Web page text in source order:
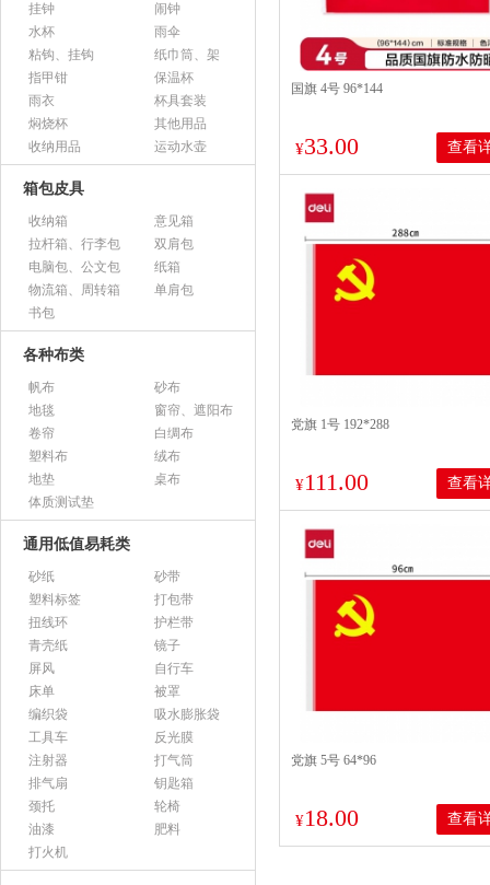
挂钟
闹钟
水杯
雨伞
粘钩、挂钩
纸巾筒、架
指甲钳
保温杯
雨衣
杯具套装
焖烧杯
其他用品
收纳用品
运动水壶
箱包皮具
收纳箱
意见箱
拉杆箱、行李包
双肩包
电脑包、公文包
纸箱
物流箱、周转箱
单肩包
书包
各种布类
帆布
砂布
地毯
窗帘、遮阳布
卷帘
白绸布
塑料布
绒布
地垫
桌布
体质测试垫
通用低值易耗类
砂纸
砂带
塑料标签
打包带
扭线环
护栏带
青壳纸
镜子
屏风
自行车
床单
被罩
编织袋
吸水膨胀袋
工具车
反光膜
注射器
打气筒
排气扇
钥匙箱
颈托
轮椅
油漆
肥料
打火机
国旗 4号 96*144
¥33.00 查看
党旗 1号 192*288
¥111.00 查看
党旗 5号 64*96
¥18.00 查看